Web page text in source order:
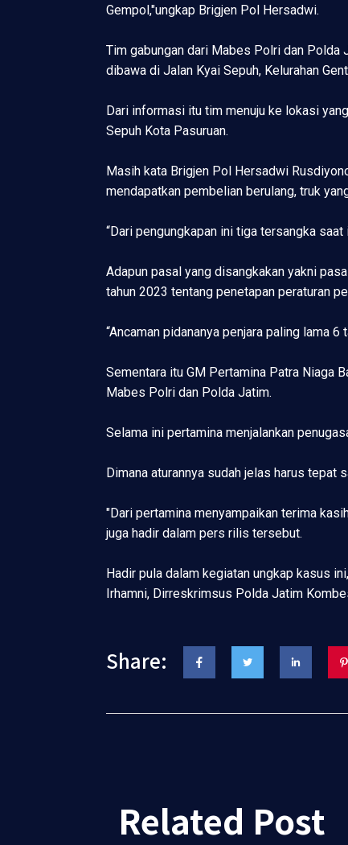
Gempol,"ungkap Brigjen Pol Hersadwi.
Tim gabungan dari Mabes Polri dan Polda
dibawa di Jalan Kyai Sepuh, Kelurahan
Dari informasi itu tim menuju ke lokasi
Sepuh Kota Pasuruan.
Masih kata Brigjen Pol Hersadwi
mendapatkan pembelian berulang, truk
“Dari pengungkapan ini tiga tersangka
Adapun pasal yang disangkakan yakni
tahun 2023 tentang penetapan peraturan
“Ancaman pidananya penjara paling lama
Sementara itu GM Pertamina Patra Niaga
Mabes Polri dan Polda Jatim.
Selama ini pertamina menjalankan
Dimana aturannya sudah jelas harus tepat
"Dari pertamina menyampaikan terima
juga hadir dalam pers rilis tersebut.
Hadir pula dalam kegiatan ungkap kasus
Irhamni, Dirreskrimsus Polda Jatim
Share:
Related Post